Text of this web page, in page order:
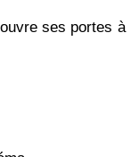
ses portes à